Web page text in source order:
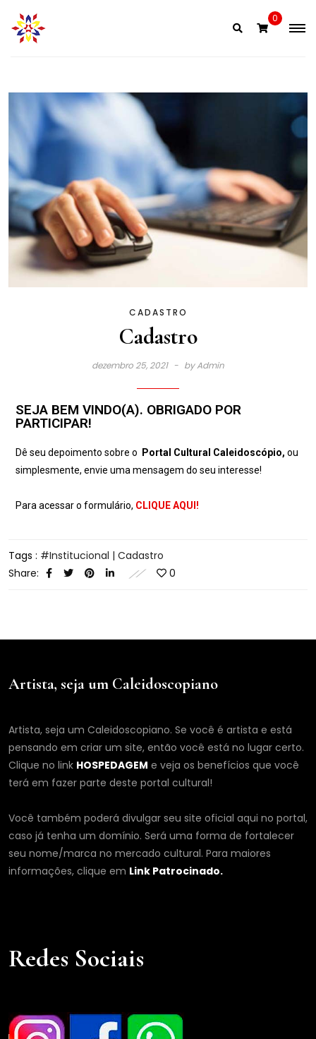
0
CADASTRO
Cadastro
dezembro 25, 2021 byAdmin
SEJA BEM VINDO(A). OBRIGADO POR
PARTICIPAR!
Dê seu depoimento sobre o Portal Cultural Caleidoscópio, ou
simplesmente, envie uma mensagem do seu interesse!
Para acessar o formulário, CLIQUE AQUI!
Tags :
Institucional | Cadastro
Share:
0
Artista, seja um Caleidoscopiano
Artista, seja um Caleidoscopiano. Se você é artista e está
pensando em criar um site, então você está no lugar certo.
Clique no link HOSPEDAGEM e veja os benefícios que você
terá em fazer parte deste portal cultural!
Você também poderá divulgar seu site oficial aqui no portal,
caso já tenha um domínio. Será uma forma de fortalecer
seu nome/marca no mercado cultural. Para maiores
informações, clique em Link Patrocinado.
Redes Sociais